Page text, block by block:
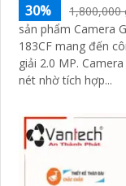
30%
1,800,000
sản phẩm Camera
183CF mang đến
giải 2.0 MP. Camera còn cho phép xem hình ảnh ban đêm rõ
nét nhờ tích hợp...